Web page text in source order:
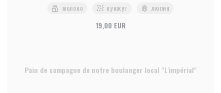
МОЛОКО КУНЖУТ ЛЮПИН
19,00 EUR
Pain de campagne de notre boulanger local "L'impérial"